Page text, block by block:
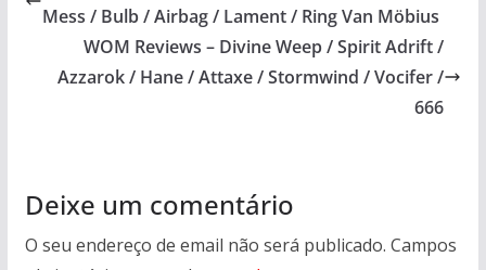
Mess / Bulb / Airbag / Lament / Ring Van Möbius
WOM Reviews – Divine Weep / Spirit Adrift /
Azzarok / Hane / Attaxe / Stormwind / Vocifer /
666
Deixe um comentário
O seu endereço de email não será publicado. Campos